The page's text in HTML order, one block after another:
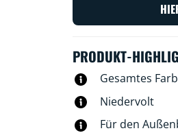
PRODUKT-
Gesamtes
Niedervolt
Für den